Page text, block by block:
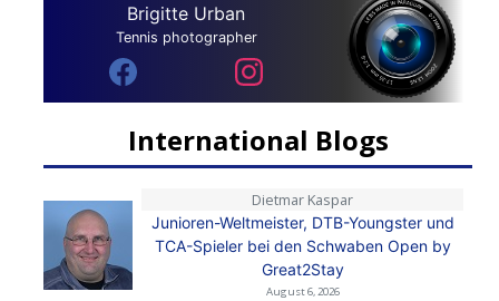
Brigitte Urban
Tennis photographer
International Blogs
Dietmar Kaspar
Junioren-Weltmeister, DTB-Youngster und
TCA-Spieler bei den Schwaben Open by
Great2Stay
August 6, 2026